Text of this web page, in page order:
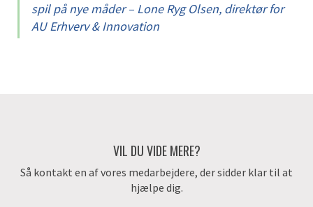
spil på nye måder – Lone Ryg Olsen, direktør for
AU Erhverv & Innovation
VIL DU VIDE MERE?
Så kontakt en af vores medarbejdere, der sidder klar til at
hjælpe dig.